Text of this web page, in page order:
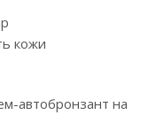
кожи
автобронзант на